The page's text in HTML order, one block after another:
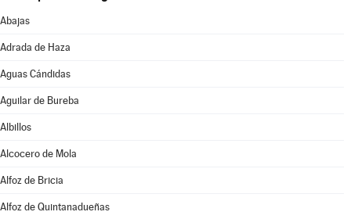
Abajas
Adrada de Haza
Aguas Cándidas
Aguilar de Bureba
Albillos
Alcocero de Mola
Alfoz de Bricia
Alfoz de Quintanadueñas